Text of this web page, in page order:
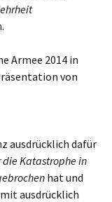
Armee 2014 in
von
ausdrücklich dafür
die Katastrophe in
hat und
ausdrücklich